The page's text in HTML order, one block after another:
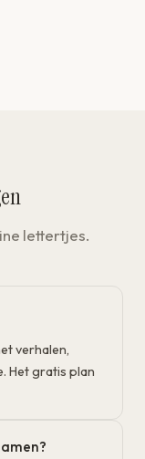
lettertjes.
verhalen,
Het gratis plan